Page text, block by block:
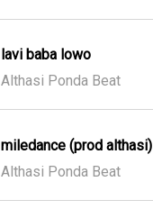
lavi baba lowo
Althasi Ponda Beat
miledance (prod althasi)
Althasi Ponda Beat